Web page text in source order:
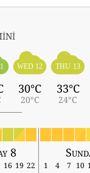
WED 12
30°C
20°C
THU 13
33°C
24°C
8
16 19 22 1 4 7 10